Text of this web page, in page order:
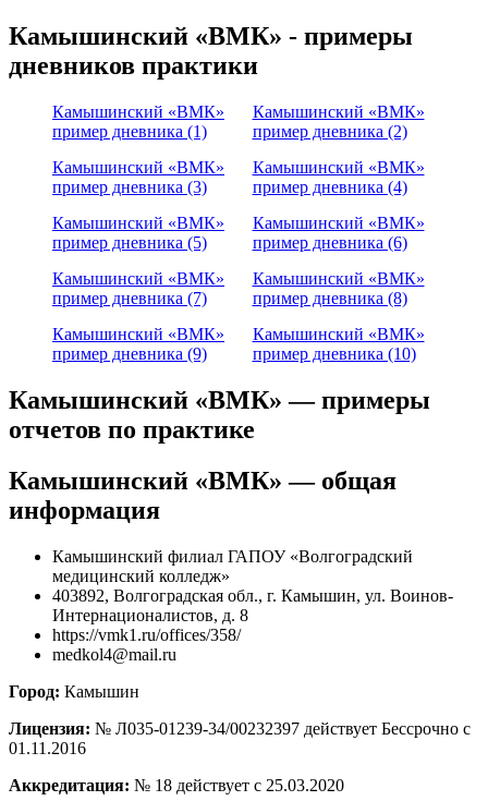
Камышинский «ВМК» - примеры
дневников практики
Камышинский «ВМК»
пример дневника (1)
Камышинский «ВМК»
пример дневника (2)
Камышинский «ВМК»
пример дневника (3)
Камышинский «ВМК»
пример дневника (4)
Камышинский «ВМК»
пример дневника (5)
Камышинский «ВМК»
пример дневника (6)
Камышинский «ВМК»
пример дневника (7)
Камышинский «ВМК»
пример дневника (8)
Камышинский «ВМК»
пример дневника (9)
Камышинский «ВМК»
пример дневника (10)
Камышинский «ВМК» — примеры
отчетов по практике
Камышинский «ВМК» — общая
информация
Камышинский филиал ГАПОУ «Волгоградский
медицинский колледж»
403892, Волгоградская обл., г. Камышин, ул. Воинов-
Интернационалистов, д. 8
https://vmk1.ru/offices/358/
medkol4@mail.ru
Город: Камышин
Лицензия: № Л035-01239-34/00232397 действует Бессрочно с
01.11.2016
Аккредитация: № 18 действует с 25.03.2020